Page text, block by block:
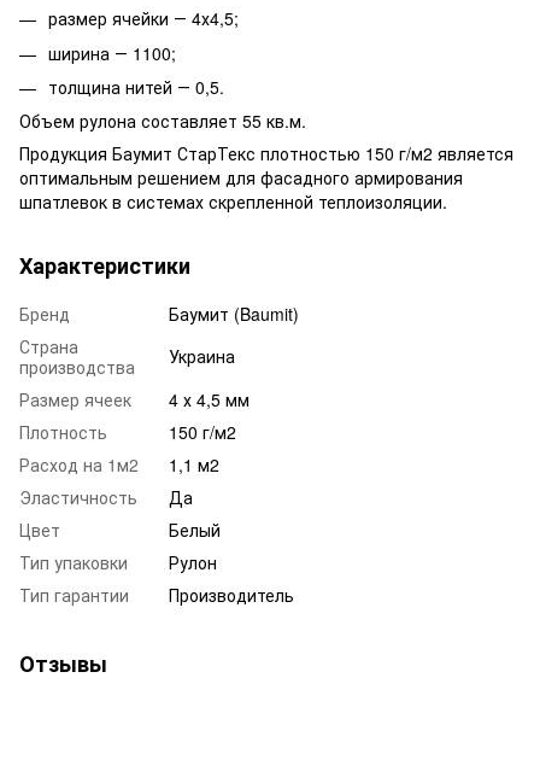
размер ячейки ― 4х4,5;
ширина ― 1100;
толщина нитей ― 0,5.
Объем рулона составляет 55 кв.м.
Продукция Баумит СтарТекс плотностью 150 г/м2 является
оптимальным решением для фасадного армирования
шпатлевок в системах скрепленной теплоизоляции.
Характеристики
Бренд
Баумит (Baumit)
Страна
производства
Украина
Размер ячеек
4 х 4,5 мм
Плотность
150 г/м2
Расход на 1м2
1,1 м2
Эластичность
Да
Цвет
Белый
Тип упаковки
Рулон
Тип гарантии
Производитель
Отзывы